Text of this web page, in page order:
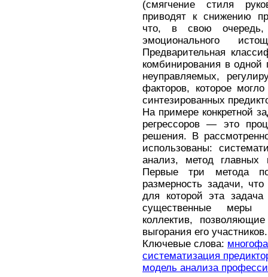
(смягчение стиля
приводят к снижению
что, в свою очередь,
эмоционального
Предварительная
комбинирования в одной
неуправляемых,
факторов, которое
синтезированных
На примере конкретной
регрессоров — это
решения. В
использованы:
анализ, метод главных
Первые три метода
размерность задачи,
для которой эта
существенные меры
коллектив,
выгорания его участников.
Ключевые слова:
систематизация
модель анализа